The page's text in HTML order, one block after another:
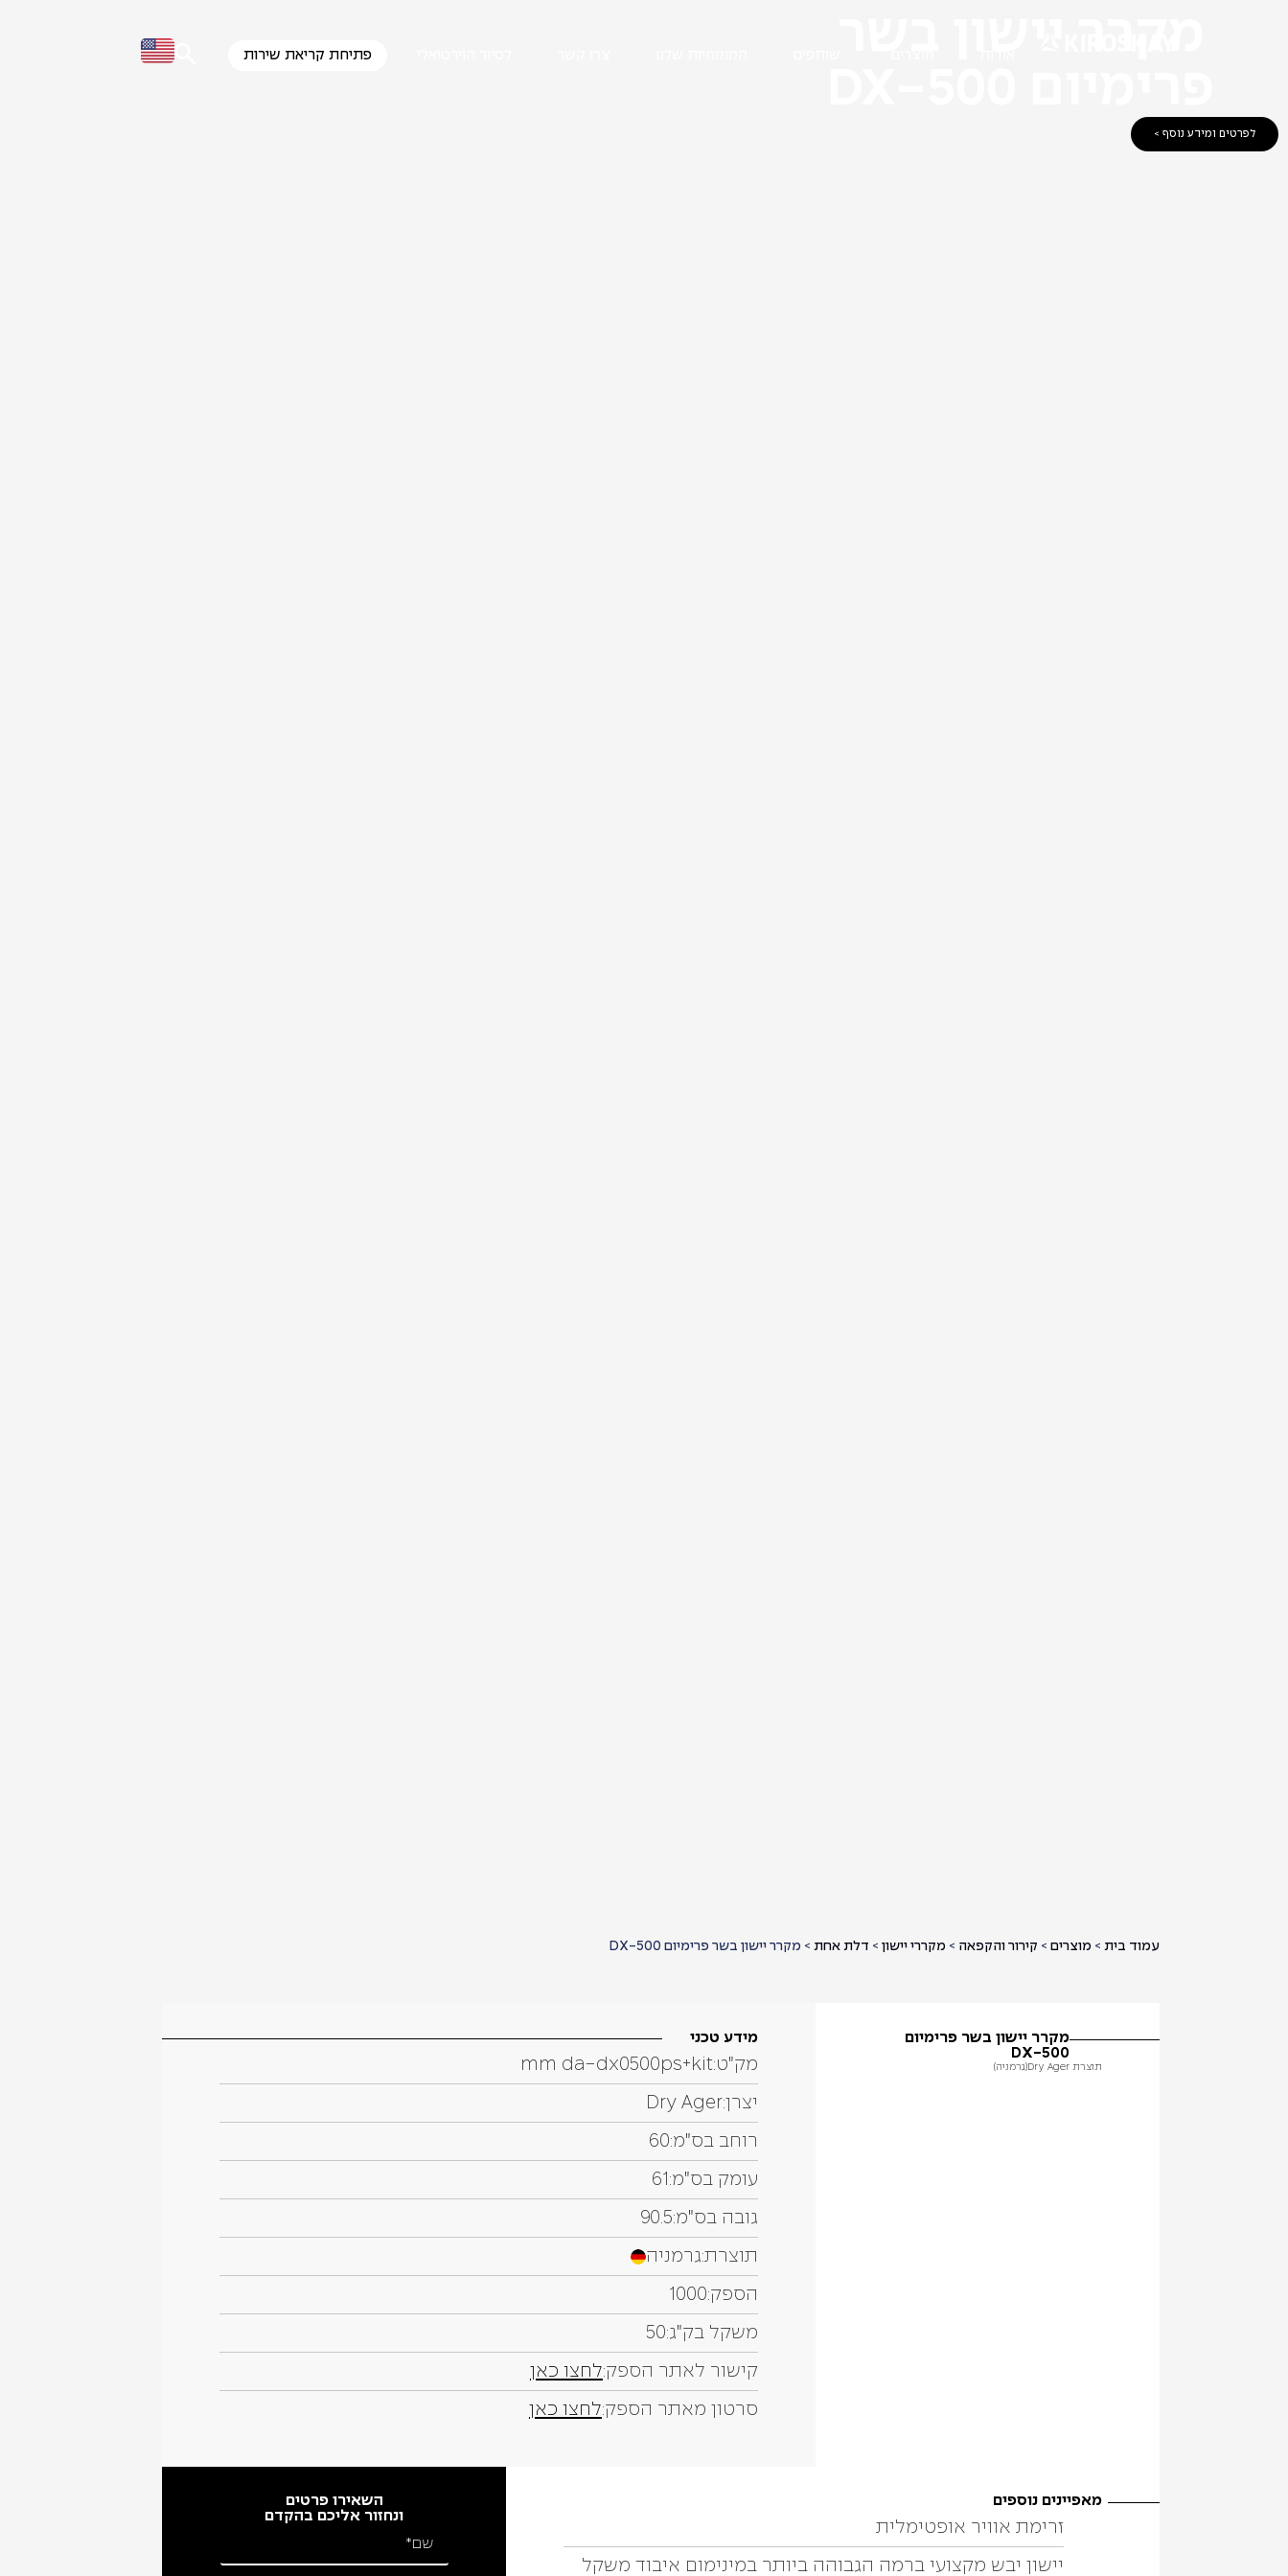
פתיחת קריאת שירות
לפרטים ומידע נוסף >
עמוד בית > מוצרים > קירור והקפאה > מקררי יישון > דלת אחת > מקרר יישון בשר פרימיום 500-DX
מקרר יישון בשר פרימיום
500-DX
תוצרת Dry Ager (גרמניה)
מידע טכני
מק"ט:mm da-dx0500ps+kit
יצרן:Dry Ager
רוחב בס"מ:60
עומק בס"מ: 61
גובה בס"מ:90.5
תוצרת:גרמניה
הספק:1000
משקל בק"ג:50
קישור לאתר הספק:לחצו כאן
סרטון מאתר הספק:לחצו כאן
מאפיינים נוספים
זרימת אוויר אופטימלית
יישון יבש מקצועי ברמה הגבוהה ביותר במינימום איבוד משקל
השאירו פרטים
ונחזור אליכם בהקדם